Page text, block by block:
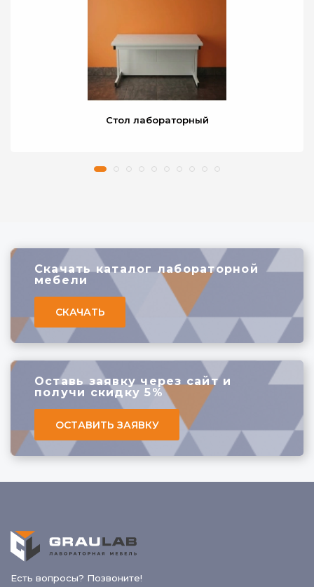
Две дополнительные розетки с автоматом
отключения питания
Стол лабораторный
Скачать каталог лабораторной
мебели
СКАЧАТЬ
Оставь заявку через сайти
получи скидку 5%
ОСТАВИТЬ ЗАЯВКУ
Есть вопросы? Позвоните!